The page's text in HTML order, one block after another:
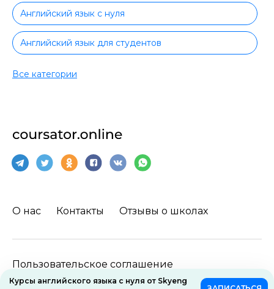
Английский язык с нуля
Английский язык для студентов
Повышение квалификации английский язык
Грамматика английского языка
Английский язык с сертификатом
Английский для взрослых
Все категории
Курсы английского языка с нуля от Skyeng
О нас Контакты Отзывы о школах
Пользовательское соглашение